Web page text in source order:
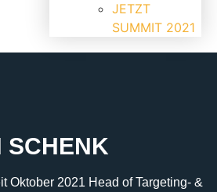
JETZT
SUMMIT 2021
SCHENK
Oktober 2021 Head of Targeting- &